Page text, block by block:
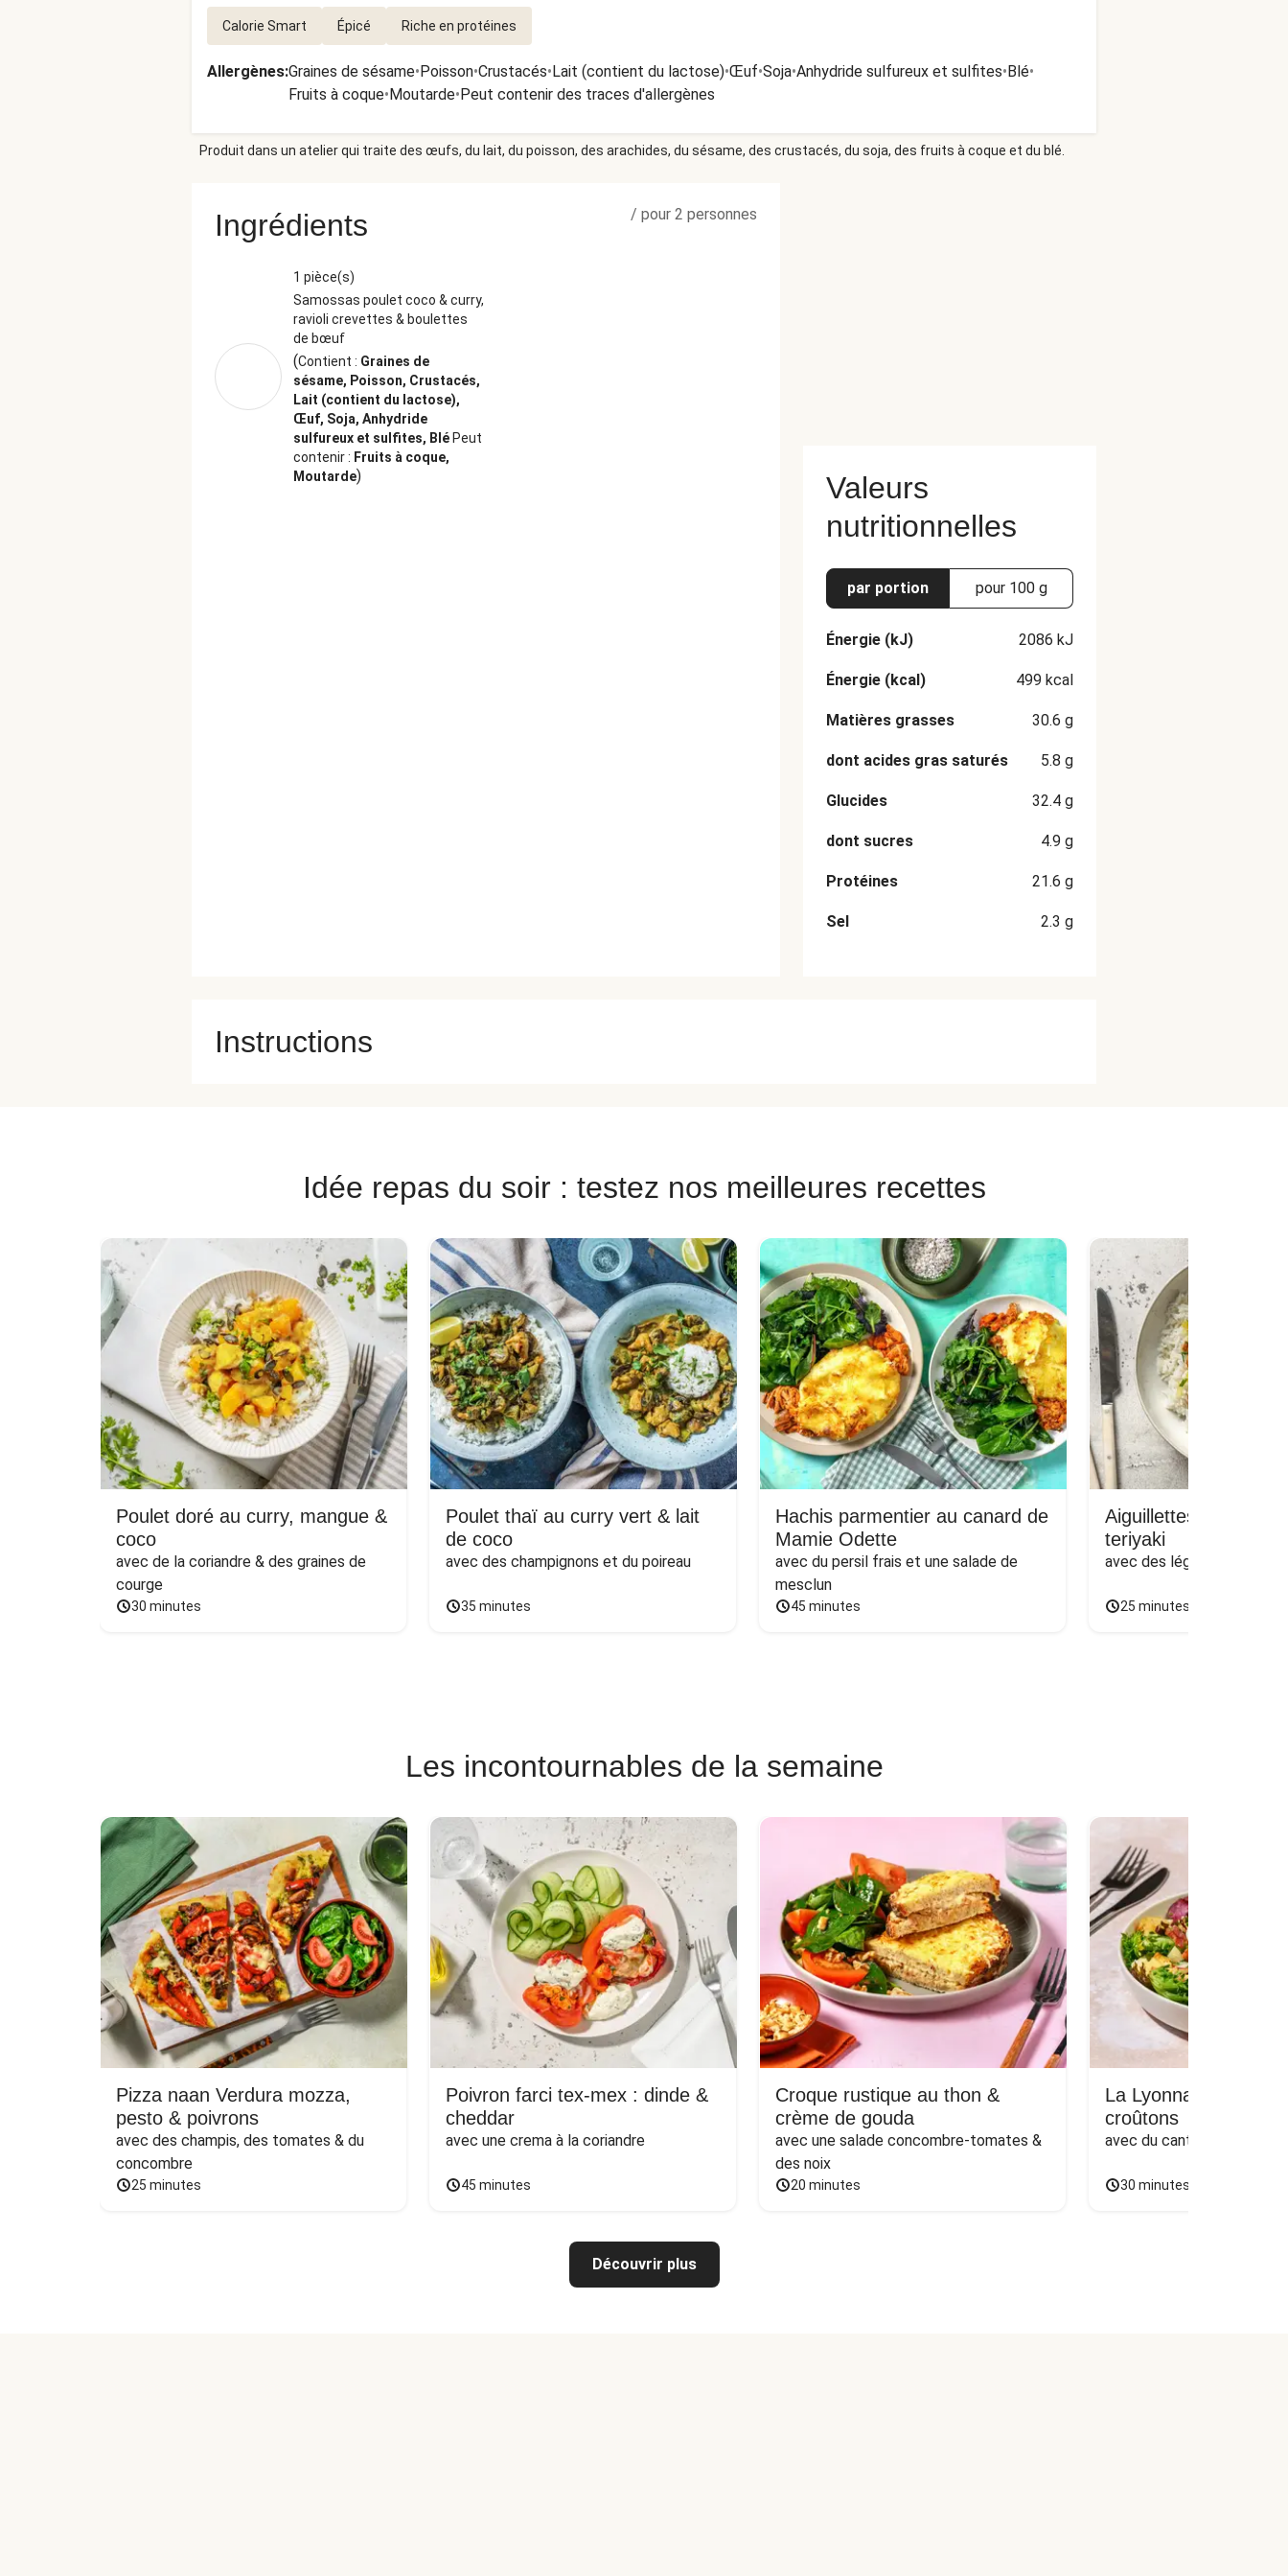
Calorie Smart Épicé Riche en protéines
Allergènes:Graines de sésame•Poisson•Crustacés•Lait (contient du lactose)•Œuf•Soja•Anhydride sulfureux et sulfites•Blé•
Fruits à coque•Moutarde•Peut contenir des traces d'allergènes
Produit dans un atelier qui traite des œufs, du lait, du poisson, des arachides, du sésame, des crustacés, du soja, des fruits à coque et du blé.
Ingrédients / pour 2 personnes
1 pièce(s)
Samossas poulet coco & curry,
ravioli crevettes & boulettes
de bœuf
(Contient : Graines de
sésame, Poisson, Crustacés,
Lait (contient du lactose),
Œuf, Soja, Anhydride
sulfureux et sulfites, Blé Peut
contenir : Fruits à coque,
Moutarde)
Valeurs
nutritionnelles
par portion pour 100 g
Énergie (kJ) 2086 kJ
Énergie (kcal) 499 kcal
Matières grasses 30.6 g
dont acides gras saturés 5.8 g
Glucides 32.4 g
dont sucres 4.9 g
Protéines 21.6 g
Sel 2.3 g
Instructions
Idée repas du soir : testez nos meilleures recettes
Poulet doré au curry, mangue &
coco
avec de la coriandre & des graines de
courge
30 minutes
Poulet thaï au curry vert & lait
de coco
avec des champignons et du poireau
35 minutes
Hachis parmentier au canard de
Mamie Odette
avec du persil frais et une salade de
mesclun
45 minutes
Aiguillettes de poulet
teriyaki
avec des légumes poêlés
25 minutes
Les incontournables de la semaine
Pizza naan Verdura mozza,
pesto & poivrons
avec des champis, des tomates & du
concombre
25 minutes
Poivron farci tex-mex : dinde &
cheddar
avec une crema à la coriandre
45 minutes
Croque rustique au thon &
crème de gouda
avec une salade concombre-tomates &
des noix
20 minutes
La Lyonnaise : lard,
croûtons
avec du cantal AOP, du
30 minutes
Découvrir plus